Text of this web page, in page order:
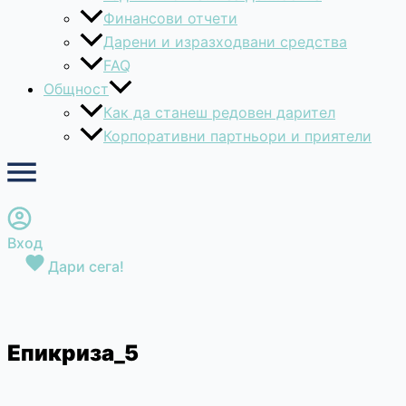
Финансови отчети
Дарени и изразходвани средства
FAQ
Общност
Как да станеш редовен дарител
Корпоративни партньори и приятели
Вход
Дари сега!
Епикриза_5